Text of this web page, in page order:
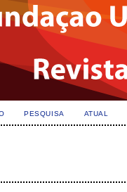
PESQUISA ATUAL